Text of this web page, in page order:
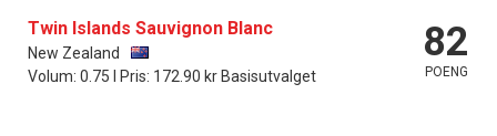
Twin Islands Sauvignon Blanc
New Zealand
Volum: 0.75 l Pris: 172.90 kr Basisutvalget
82
POENG